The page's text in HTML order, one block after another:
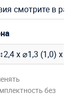
смотрите в
↕2,4 х ⌀1,3 (1,0) х
без